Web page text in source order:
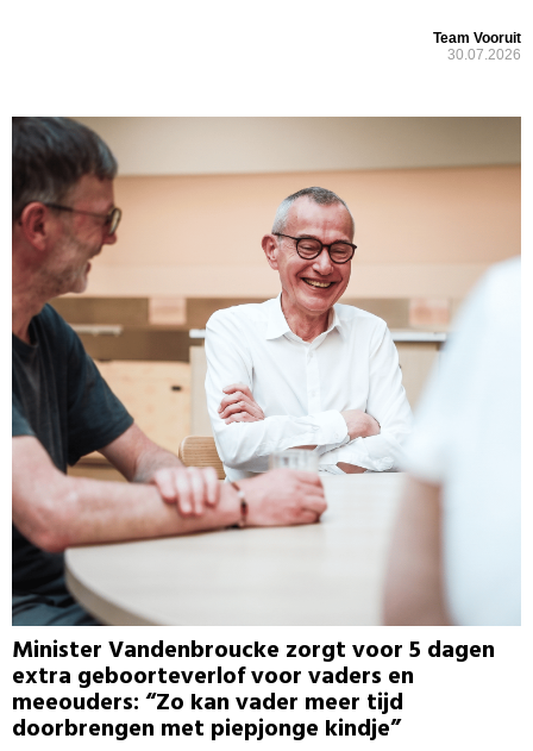
Team Vooruit
30.07.2026
Minister Vandenbroucke zorgt voor 5 dagen
extra geboorteverlof voor vaders en
meeouders: “Zo kan vader meer tijd
doorbrengen met piepjonge kindje”